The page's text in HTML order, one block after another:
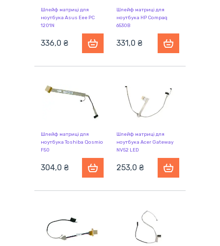
Шлейф матриці для
ноутбука Asus Eee PC
1201N
336,0 ₴
Шлейф матриці для
ноутбука HP Compaq
6530B
331,0 ₴
Шлейф матриці для
ноутбука Toshiba Qosmio
F50
304,0 ₴
Шлейф матриці для
ноутбука Acer Gateway
NV52 LED
253,0 ₴